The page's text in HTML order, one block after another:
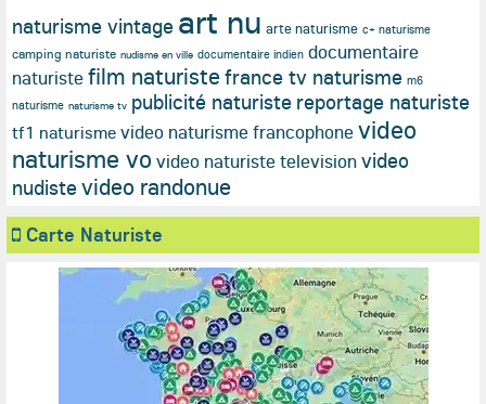
naturisme vintage art nu arte naturisme c+ naturisme
camping naturiste nudisme en ville documentaire indien documentaire
naturistefilm naturistefrance tv naturisme m6
naturisme naturisme tv publicité naturiste reportage naturiste
tf1 naturisme video naturisme francophonevideo
naturisme vo video naturiste televisionvideo
nudistevideo randonue
Carte Naturiste